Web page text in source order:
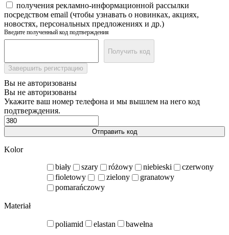
получения рекламно-информационной рассылки
посредством email (чтобы узнавать о новинках, акциях,
новостях, персональных предложениях и др.)
Введите полученный код подтверждения
Получить код
Завершить регистрацию
Вы не авторизованы
Вы не авторизованы
Укажите ваш номер телефона и мы вышлем на него код
подтверждения.
Отправить код
Kolor
biały
szary różowy niebieski
czerwony
fioletowy
zielony
granatowy
pomarańczowy
Materiał
poliamid elastan bawełna